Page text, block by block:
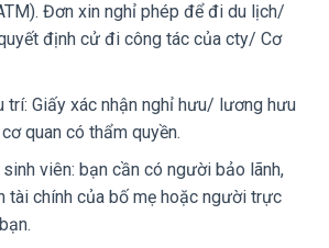
Đơn xin nghỉ phép để đi du lịch/
định cử đi công tác của cty/ Cơ
trí: Giấy xác nhận nghỉ hưu/ lương hưu
quan có thẩm quyền.
viên: bạn cần có người bảo lãnh,
tài chính của bố mẹ hoặc người trực